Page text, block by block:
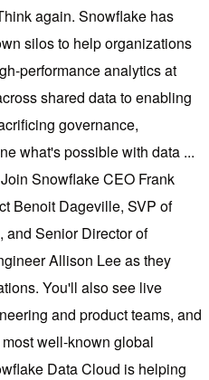
again. Snowflake has
silos to help organizations
performance analytics at
shared data to enabling
governance,
what's possible with data ...
Snowflake CEO Frank
Benoit Dageville, SVP of
and Senior Director of
Allison Lee as they
You'll also see live
and product teams, and
well-known global
Data Cloud is helping